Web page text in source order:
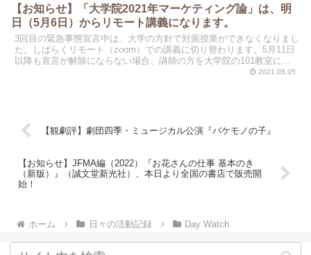
【お知らせ】「大学院2021年マーケティング論」は、明
日（5月6日）からリモート講義になります。
3回目の緊急事態宣言中は、大学の方針で対面授業ができなくなりまし
た。しばらくリモート（zoom）での講義に切り替わります。5月11日
以降も宣言が解除にならない場合、講師の方を大学院の101教室にお
2021.05.05
【観劇評】劇団四季・ミュージカル公演『バケモノの子』
【お知らせ】JFMA編（2022）『お花さんの仕事 基本のき
（新版）』（誠文堂新光社）、本日より全国の書店で販売開
始！
ホーム 日々の活動記録 Day Watch